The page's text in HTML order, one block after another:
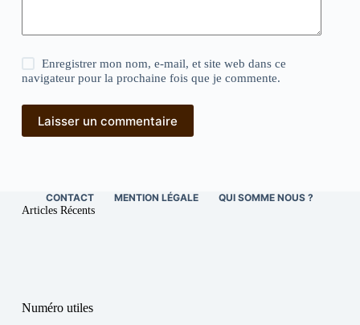
Enregistrer mon nom, e-mail, et site web dans ce
navigateur pour la prochaine fois que je commente.
Laisser un commentaire
CONTACT MENTION LÉGALE QUI SOMME NOUS ?
Articles Récents
Numéro utiles